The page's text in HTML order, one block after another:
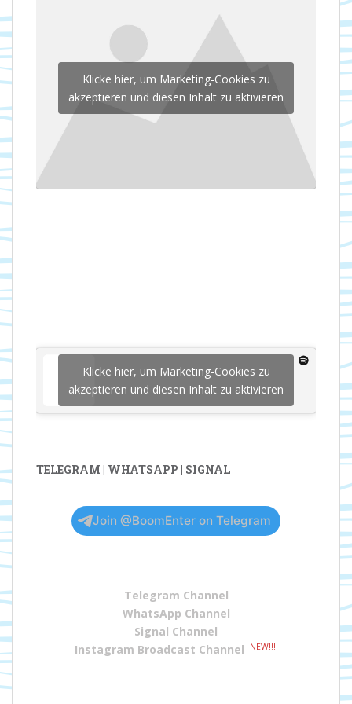
Klicke hier, um Marketing-Cookies zu
akzeptieren und diesen Inhalt zu aktivieren
Klicke hier, um Marketing-Cookies zu
akzeptieren und diesen Inhalt zu aktivieren
TELEGRAM | WHATSAPP | SIGNAL
Join @BoomEnter on Telegram
Telegram Channel
WhatsApp Channel
Signal Channel
Instagram Broadcast Channel
NEW!!!